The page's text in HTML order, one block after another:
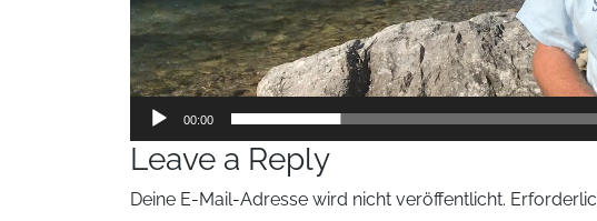
00:00
Leave a Reply
Deine E-Mail-Adresse wird nicht veröffentlicht.